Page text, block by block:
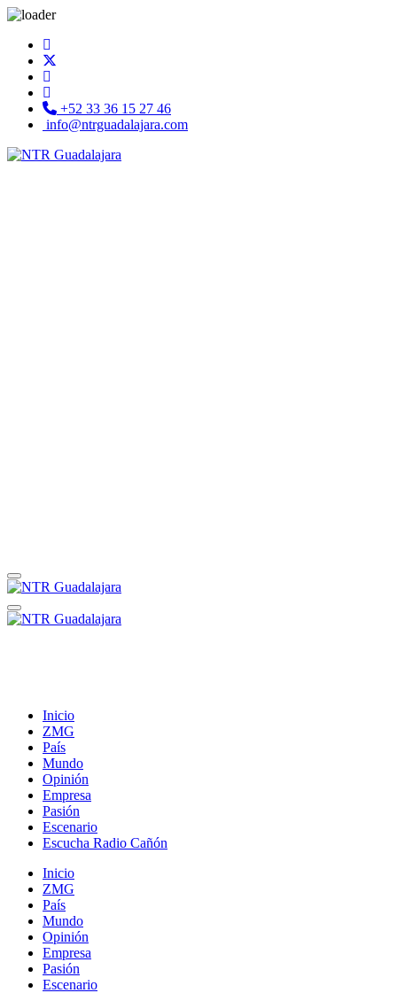
+52 33 36 15 27 46
info@ntrguadalajara.com
Inicio
ZMG
País
Mundo
Opinión
Empresa
Pasión
Escenario
Escucha Radio Cañón
Inicio
ZMG
País
Mundo
Opinión
Empresa
Pasión
Escenario